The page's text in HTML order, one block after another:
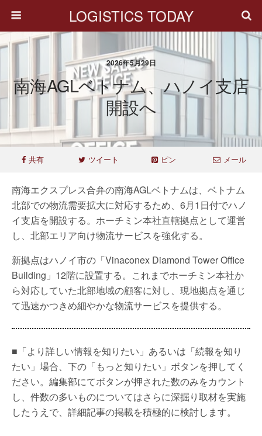
LOGISTICS TODAY
2026年5月29日
南海AGLベトナム、ハノイ支店
開設へ
共有 ツイート ピン メール
南海エクスプレス合弁の南海AGLベトナムは、ベトナム
北部での物流需要拡大に対応するため、6月1日付でハノ
イ支店を開設する。ホーチミン本社直轄拠点として運営
し、北部エリア向け物流サービスを強化する。
新拠点はハノイ市の「Vinaconex Diamond Tower Office
Building」12階に設置する。これまでホーチミン本社か
ら対応していた北部地域の顧客に対し、現地拠点を通じ
て迅速かつきめ細やかな物流サービスを提供する。
■「より詳しい情報を知りたい」あるいは「続報を知り
たい」場合、下の「もっと知りたい」ボタンを押してく
ださい。編集部にてボタンが押された数のみをカウント
し、件数の多いものについてはさらに深掘り取材を実施
したうえで、詳細記事の掲載を積極的に検討します。